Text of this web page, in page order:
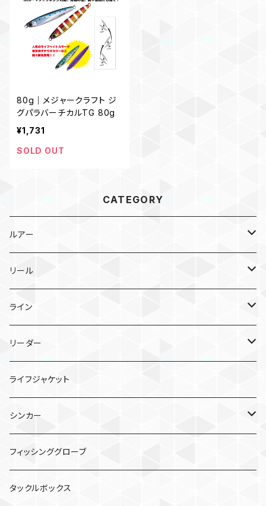
80g｜メジャークラフト ジ
グパラバーチカルTG 80g
¥1,731
SOLD OUT
CATEGORY
ルアー
メタルジグ
TGトウキチロウ
TGライダー
タイラバ
TGビンビンスイッチ
TGビンビンスイッチ キャンディ
ポッパー
バイブレーション
エギ
クリンチ フラッシュブースト
虫系
ワーム
リール
スピニングリール
ベイトリール
ライン
PEライン
シーガー PE X8
シーガー PEX8 ルアーエディション
リーダー
シーガー グランドマックスFX
ライフジャケット
シンカー
バレットシンカー
ビフテキシンカー
フィッシンググローブ
タックルボックス